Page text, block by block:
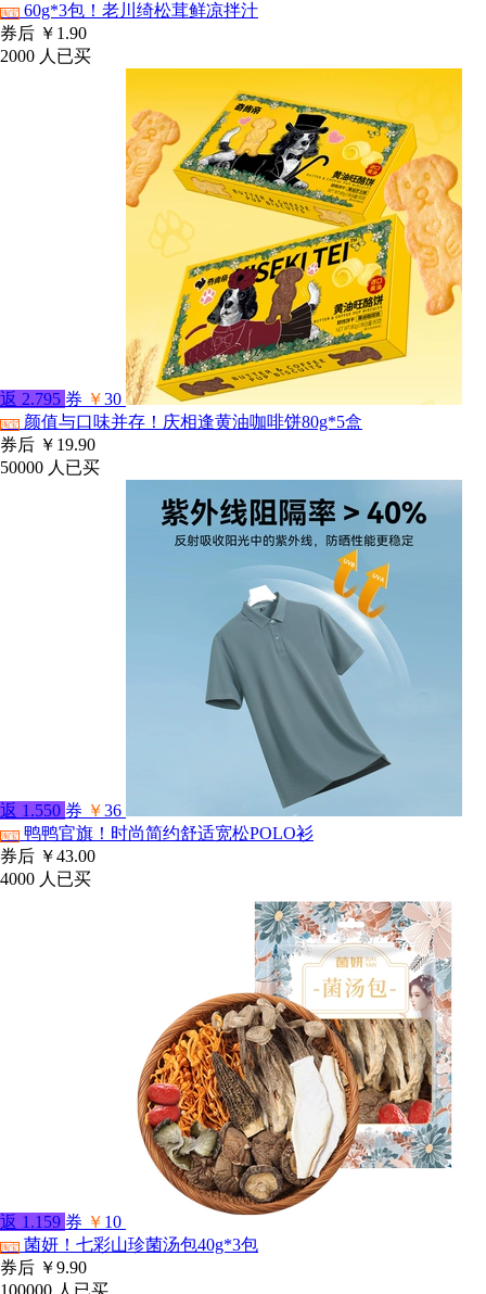
淘宝 60g*3包！老川绮松茸鲜凉拌汁
券后 ￥1.90
2000 人已买
返 2.795 券 ￥30
淘宝
颜值与口味并存！庆相逢黄油咖啡饼80g*5盒
券后 ￥19.90
50000 人已买
返 1.550 券 ￥36
淘宝 鸭鸭官旗！时尚简约舒适宽松POLO衫
券后 ￥43.00
4000 人已买
返 1.159 券 ￥ 10
淘宝 菌妍！七彩山珍菌汤包40g*3包
券后 ￥9.90
100000 人已买